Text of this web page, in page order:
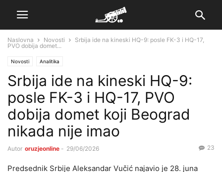
Naslovna Novosti
Srbija ide na kineski HQ-9: posle FK-3 i HQ-17,
PVO dobija domet...
Novosti Analitika
Srbija ide na kineski HQ-9:
posle FK-3 i HQ-17, PVO
dobija domet koji Beograd
nikada nije imao
Autor oruzjeonline - 29/06/2026 23
Predsednik Srbije Aleksandar Vučić najavio je 28. juna